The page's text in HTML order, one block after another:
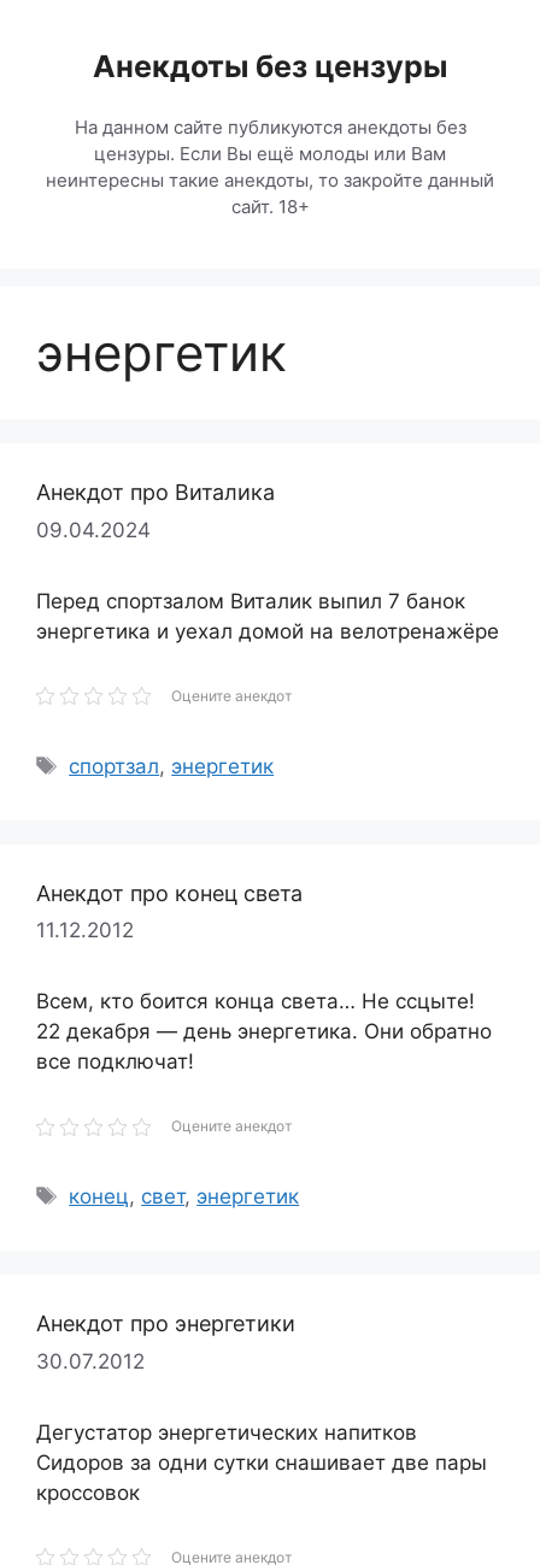
содержимомуАнекдоты без цензуры
На данном сайте публикуются анекдоты без
цензуры. Если Вы ещё молоды или Вам
неинтересны такие анекдоты, то закройте данный
сайт. 18+
энергетик
Анекдот про Виталика
09.04.2024
Перед спортзалом Виталик выпил 7 банок
энергетика и уехал домой на велотренажёре
Оцените анекдот
Метки
спортзал, энергетик
Анекдот про конец света
11.12.2012
Всем, кто боится конца света… Не ссцыте!
22 декабря — день энергетика. Они обратно
все подключат!
Оцените анекдот
Метки
конец, свет, энергетик
Анекдот про энергетики
30.07.2012
Дегустатор энергетических напитков
Сидоров за одни сутки снашивает две пары
кроссовок
Оцените анекдот